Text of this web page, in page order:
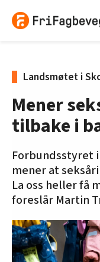
Landsmøtet i
Mener
tilbake i
Forbundsstyret
mener at
La oss heller få
foreslår Martin